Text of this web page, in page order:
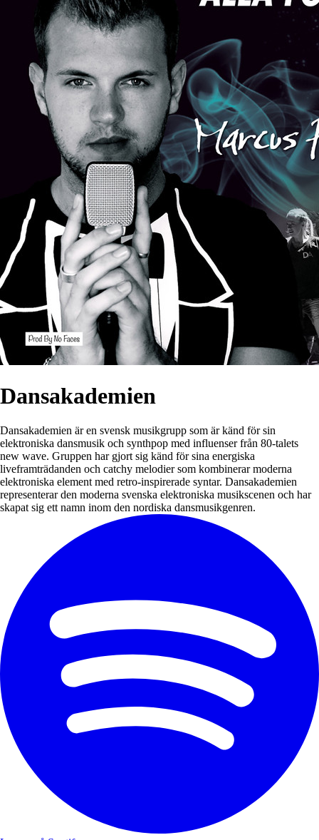
Dansakademien
Dansakademien är en svensk musikgrupp som är känd för sin
elektroniska dansmusik och synthpop med influenser från 80-talets
new wave. Gruppen har gjort sig känd för sina energiska
liveframträdanden och catchy melodier som kombinerar moderna
elektroniska element med retro-inspirerade syntar. Dansakademien
representerar den moderna svenska elektroniska musikscenen och har
skapat sig ett namn inom den nordiska dansmusikgenren.